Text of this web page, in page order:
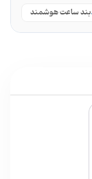
بند ساعت هوشمند